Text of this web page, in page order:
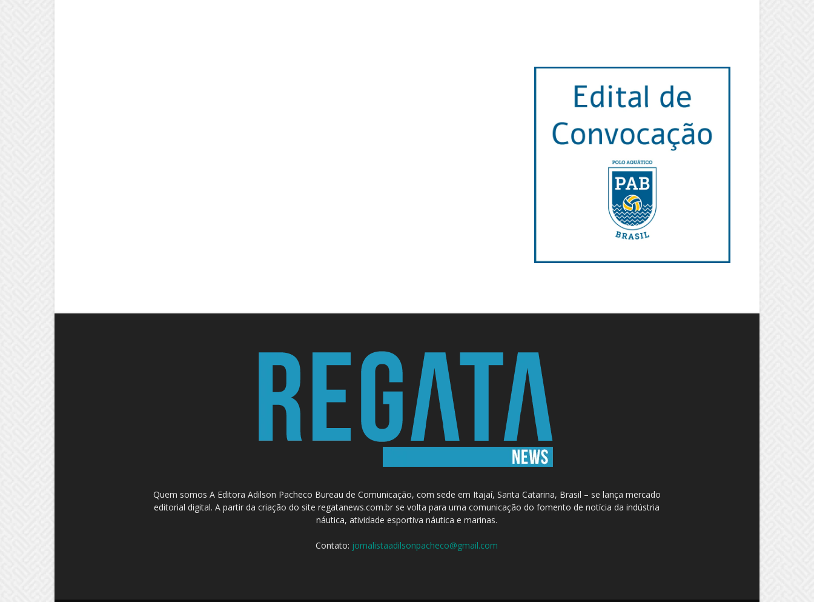
Quem somos A Editora Adilson Pacheco Bureau de Comunicação, com sede em Itajaí, Santa Catarina, Brasil – se lança mercado
editorial digital. A partir da criação do site regatanews.com.br se volta para uma comunicação do fomento de notícia da indústria
náutica, atividade esportiva náutica e marinas.
Contato: jornalistaadilsonpacheco@gmail.com